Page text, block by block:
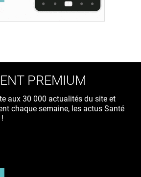
PREMIUM
aux 30 000 actualités du site et
chaque semaine, les actus Santé